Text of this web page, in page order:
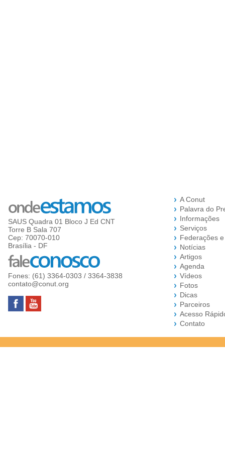
SAUS Quadra 01 Bloco J Ed CNT
Torre B Sala 707
Cep: 70070-010
Brasília - DF
Fones: (61) 3364-0303 / 3364-3838
contato@conut.org
A Conut
Palavra do
Informações
Serviços
Federações
Notícias
Artigos
Agenda
Vídeos
Fotos
Dicas
Parceiros
Acesso
Contato